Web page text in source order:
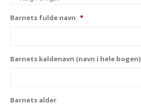
Barnets fulde navn *
Barnets kaldenavn (navn i hele bogen)
Barnets alder